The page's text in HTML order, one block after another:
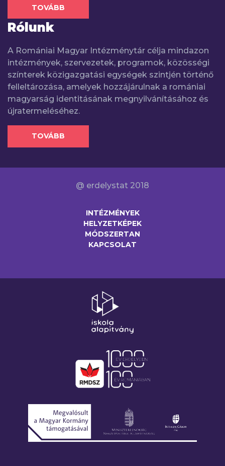
TOVÁBB
Rólunk
A Romániai Magyar Intézménytár célja mindazon
intézmények, szervezetek, programok, közösségi
színterek közigazgatási egységek szintjén történő
felleltározása, amelyek hozzájárulnak a romániai
magyarság identitásának megnyilvánításához és
újratermeléséhez.
TOVÁBB
@ erdelystat 2018
INTÉZMÉNYEK
HELYZETKÉPEK
MÓDSZERTAN
KAPCSOLAT